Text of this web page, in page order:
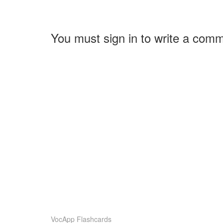
You must sign in to write a
VocApp Flashcards